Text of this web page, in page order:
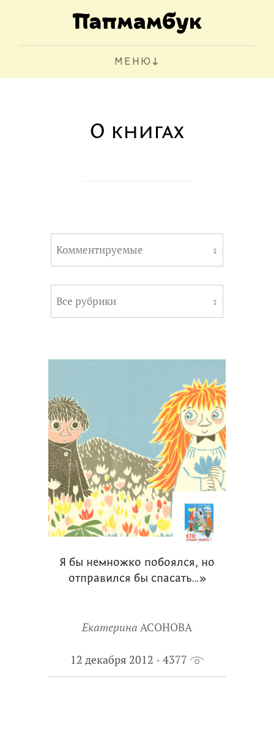
МЕНЮ
О книгах
Комментируемые ↧
Все рубрики ↧
Я бы немножко побоялся, но
отправился бы спасать…»
Екатерина АСОНОВА
12 декабря 2012 4377